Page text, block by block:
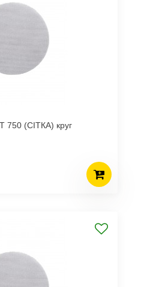
750 (СІТКА) круг